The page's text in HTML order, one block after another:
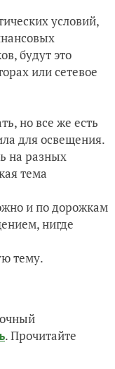
условий,
будут это
или сетевое
но все же есть
для освещения.
на разных
тема
и по дорожкам
нигде
тему.
. Прочитайте